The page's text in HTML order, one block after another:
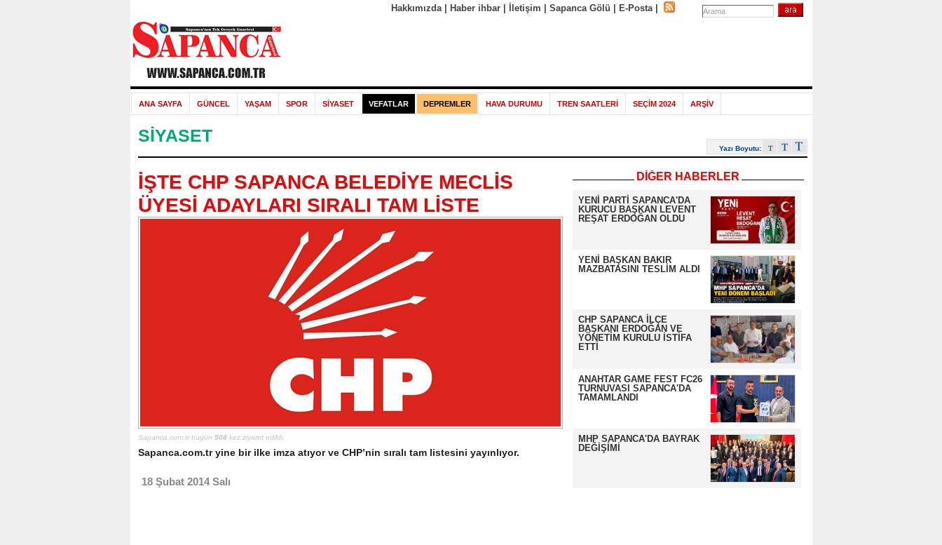
Hakkımızda| Haber ihbar| İletişim Sapanca Gölü E-Posta|
ANA SAYFA GÜNCEL YAŞAM SPOR SİYASET VEFATLAR DEPREMLER HAVA DURUMU TREN SAATLERİ SEÇİM 2024 ARŞİV
SİYASET
Yazı Boyutu:
DİĞER HABERLER
YENİ PARTİ SAPANCA'DA
KURUCU BAŞKAN LEVENT
REŞAT ERDOĞAN OLDU
YENİ BAŞKAN BAKIR
MAZBATASINI TESLİM ALDI
CHP SAPANCA İLÇE
BAŞKANI ERDOĞAN VE
YÖNETİM KURULU İSTİFA
ETTİ
ANAHTAR GAME FEST FC26
TURNUVASI SAPANCA'DA
TAMAMLANDI
MHP SAPANCA'DA BAYRAK
DEĞİŞİMİ
İŞTE CHP SAPANCA BELEDİYE MECLİS
ÜYESİ ADAYLARI SIRALI TAM LİSTE
Sapanca.com.tr bugün 508kez ziyaret edildi.
Sapanca.com.tr yine bir ilke imza atıyor ve CHP’nin sıralı tam listesini yayınlıyor.
18 Şubat 2014 Salı